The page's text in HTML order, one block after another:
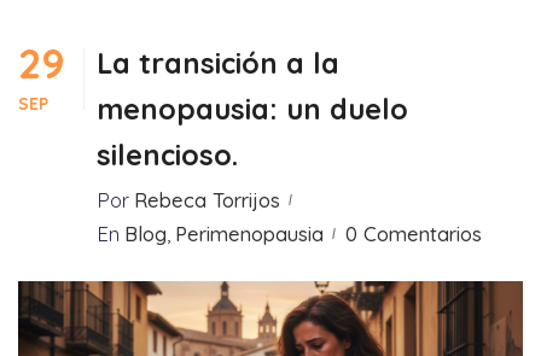
29
SEP
La transición a la
menopausia: un duelo
silencioso.
Por Rebeca Torrijos
En Blog, Perimenopausia 0 Comentarios